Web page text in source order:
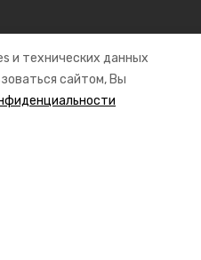
и технических данных
сайтом, Вы